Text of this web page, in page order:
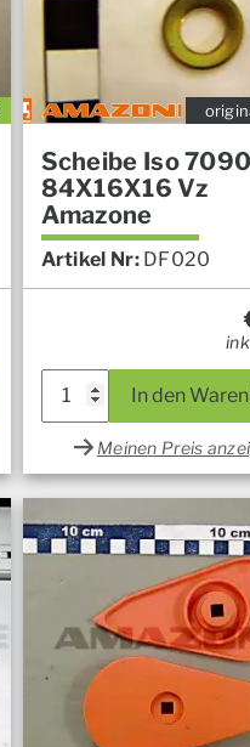
Scheibe Iso 7090
84X16X16 Vz
Amazone
Artikel Nr: DF020
In den
Meinen Preis